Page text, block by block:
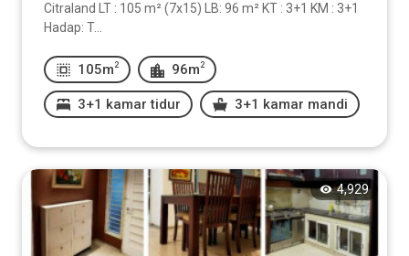
Citraland LT : 105 m² (7x15) LB: 96 m² KT : 3+1 KM : 3+1
Hadap: T...
105m 2 96m 2
3+1 kamar tidur 3+1 kamar mandi
4,929